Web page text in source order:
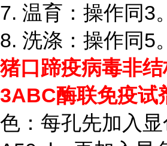
7. 温育：操作同3。
8. 洗涤：操作同5。
猪口蹄疫病毒非结
3ABC酶联免疫试
色：每孔先加入显